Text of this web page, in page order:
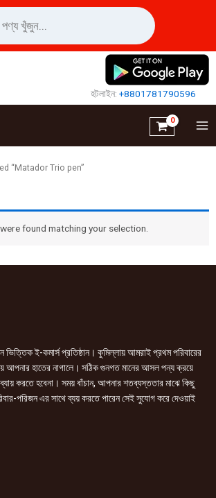
হটলাইন:+8801781790596
“Matador Trio pen”
found matching your selection.
ভিত্তিক ই-কমার্স প্রতিষ্ঠান। কুমিল্লায় আমরাই প্রথম পরিবারের
আপনার হাতের নাগালে। সঠিক গুনগত মানের আসল পন্য ক্রয়ে
করতে হবেনা। সময় বাঁচান, আপনার শতব্যস্ততার মাঝে কিছু
পরিজন এর সাথে ব্যয় করতে পারেন সেই সুযোগ করে দেওয়াই